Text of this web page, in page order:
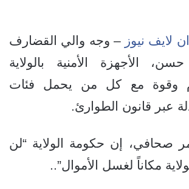
لايف نيوز – وجه والي القضارف
الأجهزة الأمنية بالولاية
وقوة مع كل من يحمل فئات
عبر قانون الطوارئ.
صحافي، إن حكومة الولاية “لن
مكاناً لغسل الأموال”..